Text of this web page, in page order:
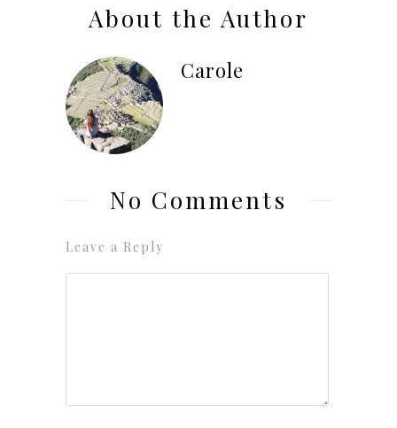
About the Author
Carole
No Comments
Leave a Reply